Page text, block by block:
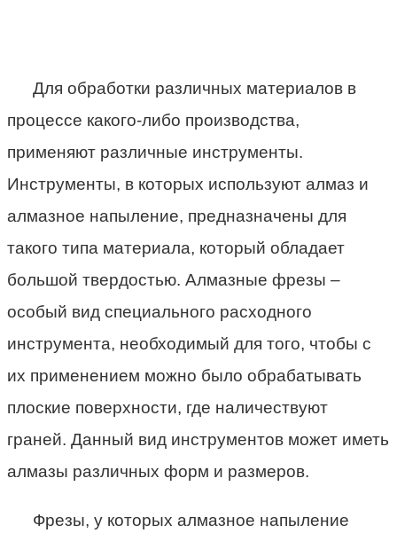
Для обработки различных материалов в
процессе какого-либо производства,
применяют различные инструменты.
Инструменты, в которых используют алмаз и
алмазное напыление, предназначены для
такого типа материала, который обладает
большой твердостью. Алмазные фрезы –
особый вид специального расходного
инструмента, необходимый для того, чтобы с
их применением можно было обрабатывать
плоские поверхности, где наличествуют
граней. Данный вид инструментов может иметь
алмазы различных форм и размеров.
Фрезы, у которых алмазное напыление